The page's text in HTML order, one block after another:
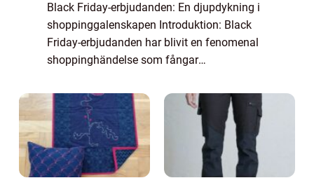
Black Friday-erbjudanden: En djupdykning i
shoppinggalenskapen Introduktion: Black
Friday-erbjudanden har blivit en fenomenal
shoppinghändelse som fångar
hela världen. Med sin förmåga att erbjuda
lockande rabat...